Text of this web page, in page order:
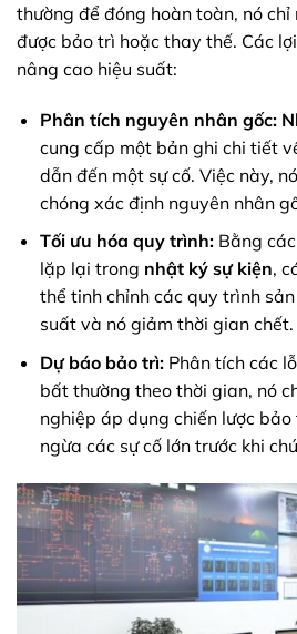
thường để đóng hoàn toàn, nó
được bảo trì hoặc thay thế. Các
nâng cao hiệu suất:
Phân tích nguyên nhân gốc:
cung cấp một bản ghi chi tiết
dẫn đến một sự cố. Việc này,
chóng xác định nguyên nhân
Tối ưu hóa quy trình:Bằng
lặp lại trong nhật ký sự kiện,
thể tinh chỉnh các quy trình
suất và nó giảm thời gian chết.
Dự báo bảo trì:Phân tích các
bất thường theo thời gian, nó
nghiệp áp dụng chiến lược
ngừa các sự cố lớn trước khi